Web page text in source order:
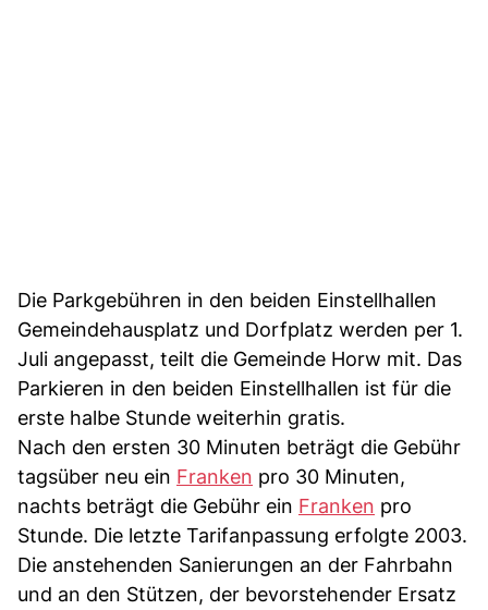
Die Parkgebühren in den beiden Einstellhallen
Gemeindehausplatz und Dorfplatz werden per 1.
Juli angepasst, teilt die Gemeinde Horw mit. Das
Parkieren in den beiden Einstellhallen ist für die
erste halbe Stunde weiterhin gratis.
Nach den ersten 30 Minuten beträgt die Gebühr
tagsüber neu ein Franken pro 30 Minuten,
nachts beträgt die Gebühr ein Franken pro
Stunde. Die letzte Tarifanpassung erfolgte 2003.
Die anstehenden Sanierungen an der Fahrbahn
und an den Stützen, der bevorstehender Ersatz